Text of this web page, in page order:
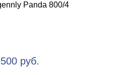
Panda 800/4
руб.